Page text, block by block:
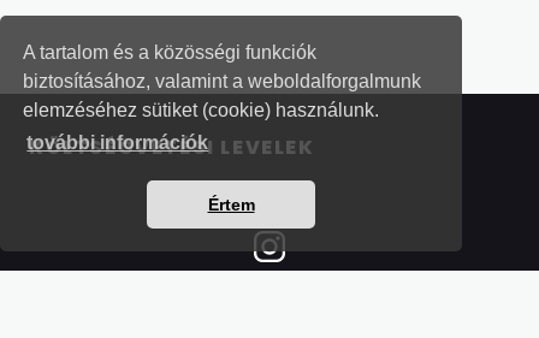
A tartalom és a közösségi funkciók
biztosításához, valamint a weboldalforgalmunk
elemzéséhez sütiket (cookie) használunk.
további információk
Értem
KÖLTSÉGVETÉSI LEVELEK